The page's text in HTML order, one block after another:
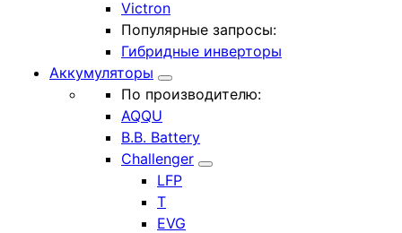
Victron
Популярные запросы:
Гибридные инверторы
Аккумуляторы
По производителю:
AQQU
B.B. Battery
Challenger
LFP
T
EVG